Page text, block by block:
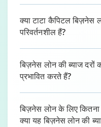
क्या टाटा कैपिटल बिज़नेस
परिवर्तनशील हैं?
बिज़नेस लोन की ब्याज
प्रभावित करते हैं?
बिज़नेस लोन के लिए
क्या यह बिज़नेस लोन की